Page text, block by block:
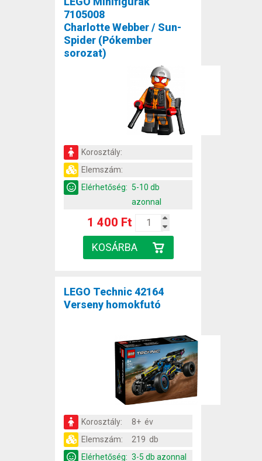
7105008
Charlotte Webber / Sun-
Spider (Pókember
sorozat)
Korosztály:
Elemszám:
Elérhetőség: 5-10 db
azonnal
1 400 Ft
LEGO Technic 42164
Verseny homokfutó
Korosztály:
8+ év
Elemszám:
219 db
Elérhetőség: 3-5 db azonnal